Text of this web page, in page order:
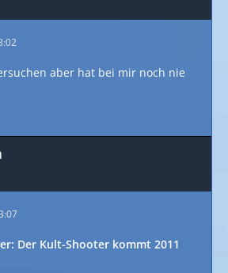
aber hat bei mir noch nie
Der Kult-Shooter kommt 2011